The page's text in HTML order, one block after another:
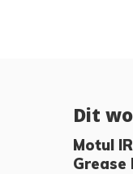
Dit
Motul
Grease